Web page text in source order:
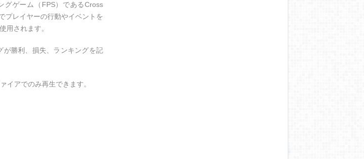
グゲーム（FPS）であるCross
プレイヤーの行動やイベントを
用されます。
が勝利、損失、ランキングを記
イアでのみ再生できます。